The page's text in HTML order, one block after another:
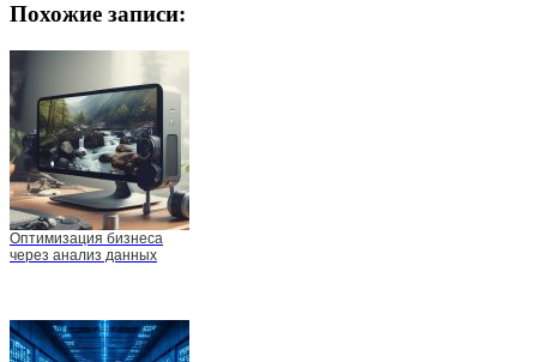
Похожие записи:
Оптимизация бизнеса
через анализ данных